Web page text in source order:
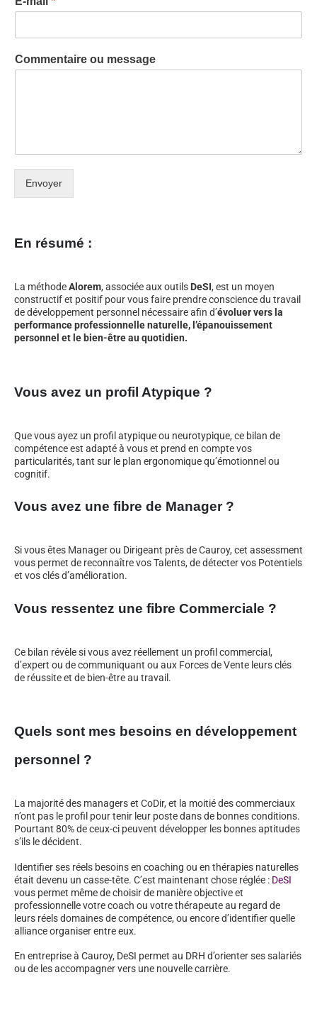
Commentaire ou message
Envoyer
En résumé :
La méthodeAlorem, associée aux outils DeSI, est un moyen
constructif et positif pour vous faire prendre conscience du travail
de développement personnel nécessaire afin d’évoluer vers la
performance professionnelle naturelle, l’épanouissement
personnel et le bien-être au quotidien.
Vous avez un profil Atypique ?
Que vous ayez un profil atypique ou neurotypique, ce bilan de
compétence est adapté à vous et prend en compte vos
particularités, tant sur le plan ergonomique qu’émotionnel ou
cognitif.
Vous avez une fibre de Manager ?
Si vous êtes Manager ou Dirigeant près de Cauroy, cet assessment
vous permet de reconnaître vos Talents, de détecter vos Potentiels
et vos clés d’amélioration.
Vous ressentez une fibre Commerciale ?
Ce bilan révèle si vous avez réellement un profil commercial,
d’expert ou de communiquant ou aux Forces de Vente leurs clés
de réussite et de bien-être au travail.
Quels sont mes besoins en développement
personnel ?
La majorité des managers et CoDir, et la moitié des commerciaux
n’ont pas le profil pour tenir leur poste dans de bonnes conditions.
Pourtant 80% de ceux-ci peuvent développer les bonnes aptitudes
s’ils le décident.
Identifier ses réels besoins en coaching ou en thérapies naturelles
était devenu un casse-tête. C’est maintenant chose réglée : DeSI
vous permet même de choisir de manière objective et
professionnelle votre coach ou votre thérapeute au regard de
leurs réels domaines de compétence, ou encore d’identifier quelle
alliance organiser entre eux.
En entreprise à Cauroy, DeSI permet au DRH d’orienter ses salariés
ou de les accompagner vers une nouvelle carrière.